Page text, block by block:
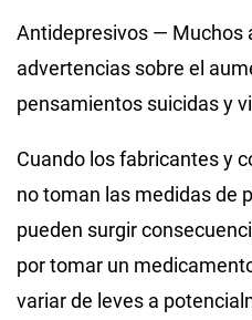
Antidepresivos — Muchos
advertencias sobre el
pensamientos suicidas y
Cuando los fabricantes y
no toman las medidas de
pueden surgir
por tomar un
variar de leves a